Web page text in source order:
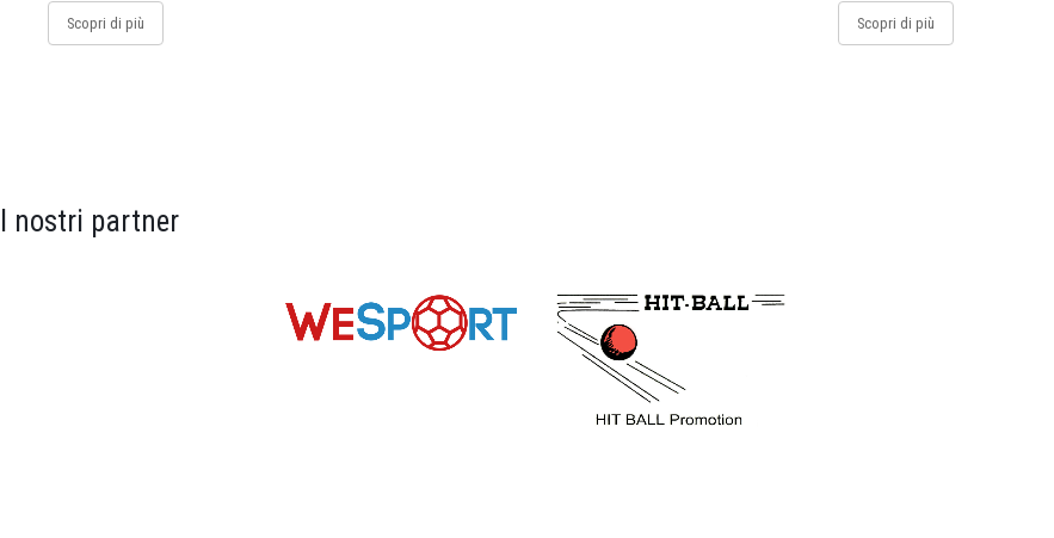
Scopri di più Scopri di più
I nostri partner